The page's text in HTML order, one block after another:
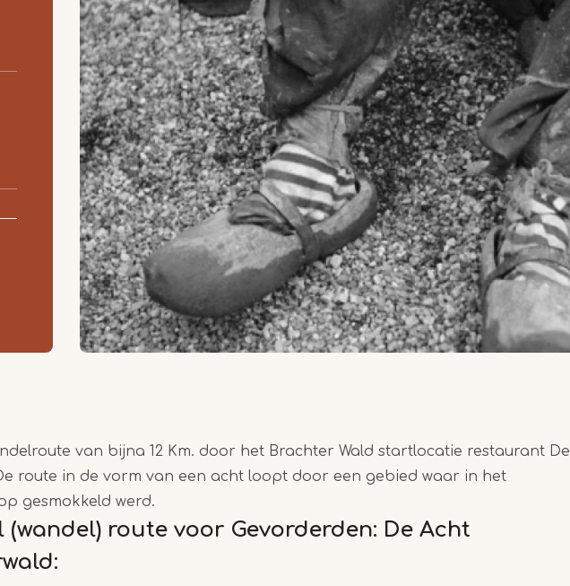
van bijna 12 Km. door het Brachter Wald startlocatie restaurant De
route in de vorm van een acht loopt door een gebied waar in het
gesmokkeld werd.
(wandel) route voor Gevorderden: De Acht